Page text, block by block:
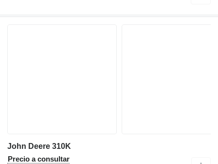
John Deere 310K
Precio a consultar